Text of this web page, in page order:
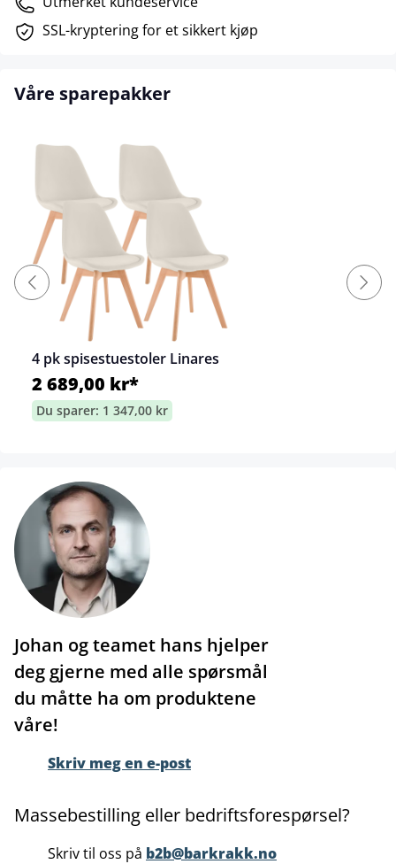
SSL-kryptering for et sikkert kjøp
Våre sparepakker
4 pk spisestuestoler Linares
2 689,00 kr*
Du sparer: 1 347,00 kr
Johan og teamet hans hjelper
deg gjerne med alle spørsmål
du måtte ha om produktene
våre!
Skriv meg en e-post
Massebestilling eller bedriftsforespørsel?
Skriv til oss på b2b@barkrakk.no